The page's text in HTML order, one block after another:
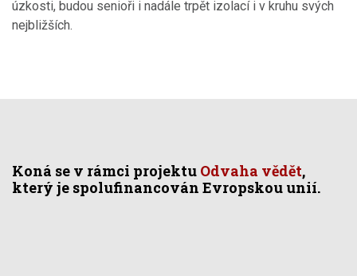
úzkosti, budou senioři i nadále trpět izolací i v kruhu svých
nejbližších.
Koná se v rámci projektu Odvaha vědět,
který je spolufinancován Evropskou unií.